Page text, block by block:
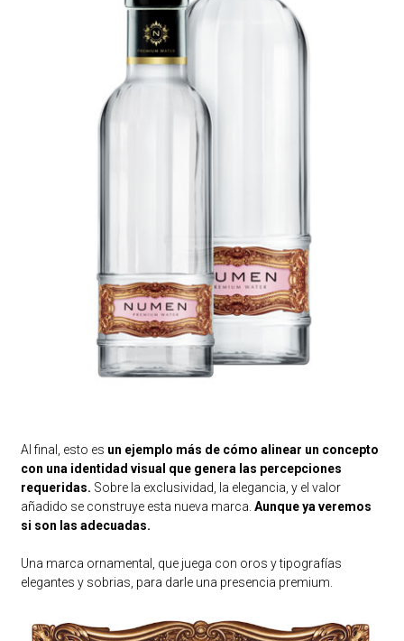
Al final, esto es un ejemplo más de cómo alinear un concepto
con una identidad visual que genera las percepciones
requeridas. Sobre la exclusividad, la elegancia, y el valor
añadido se construye esta nueva marca. Aunque ya veremos
si son las adecuadas.
Una marca ornamental, que juega con oros y tipografías
elegantes y sobrias, para darle una presencia premium.